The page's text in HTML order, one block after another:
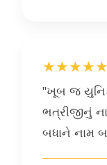
★★★★★
"ખૂબ જ
ભત્રીજીનું
બધાને નામ